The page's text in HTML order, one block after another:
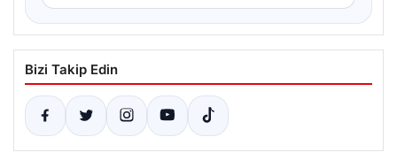
Bizi Takip Edin